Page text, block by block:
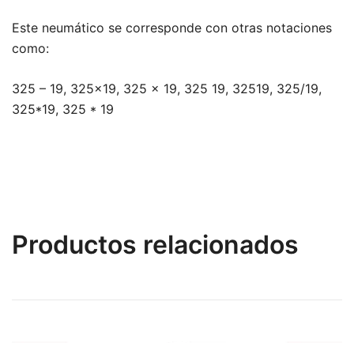
Este neumático se corresponde con otras notaciones
como:
325 – 19, 325×19, 325 x 19, 325 19, 32519, 325/19,
325*19, 325 * 19
Productos relacionados